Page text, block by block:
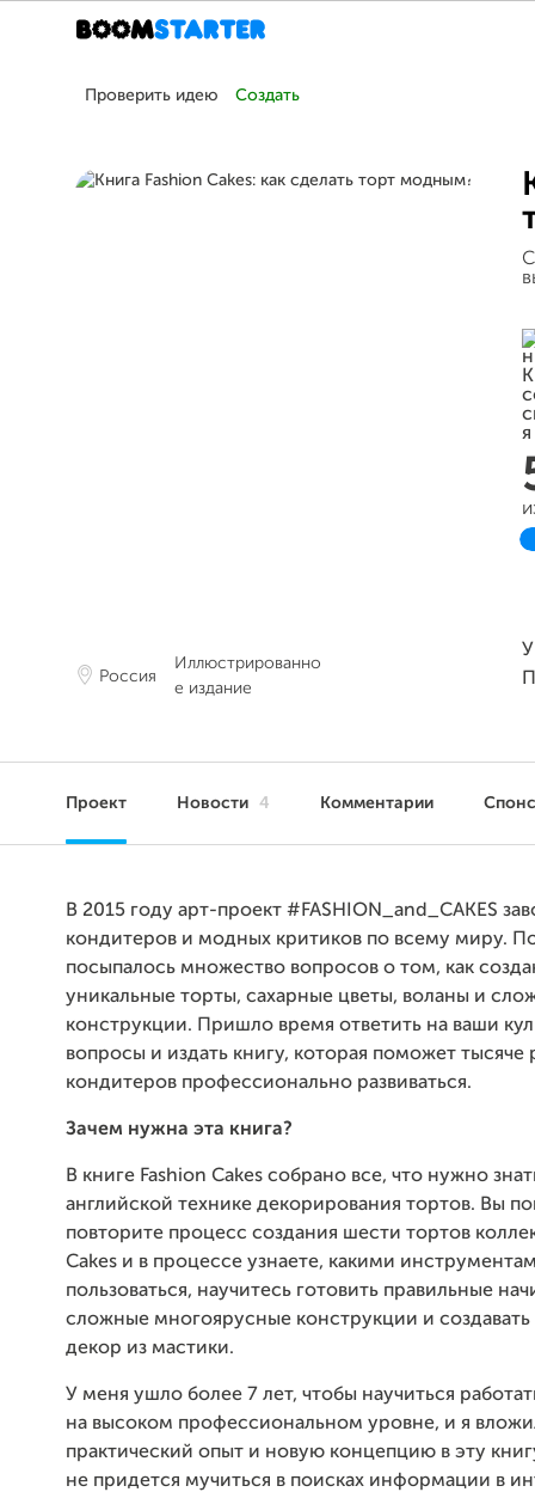
Проверить идею Создать
Россия
Иллюстрированно
е издание
Проект Новости 4 Комментарии
В 2015 году арт-проект #FASHION_and_CAKES
кондитеров и модных критиков по всему миру.
посыпалось множество вопросов о том, как
уникальные торты, сахарные цветы, воланы и
конструкции. Пришло время ответить на ваши
вопросы и издать книгу, которая поможет тысяче
кондитеров профессионально развиваться.
Зачем нужна эта книга?
В книге Fashion Cakes собрано все, что нужно
английской технике декорирования тортов. Вы
повторите процесс создания шести тортов
Cakes и в процессе узнаете, какими
пользоваться, научитесь готовить правильные
сложные многоярусные конструкции и
декор из мастики.
У меня ушло более 7 лет, чтобы научиться
на высоком профессиональном уровне, и я
практический опыт и новую концепцию в эту
не придется мучиться в поисках информации в